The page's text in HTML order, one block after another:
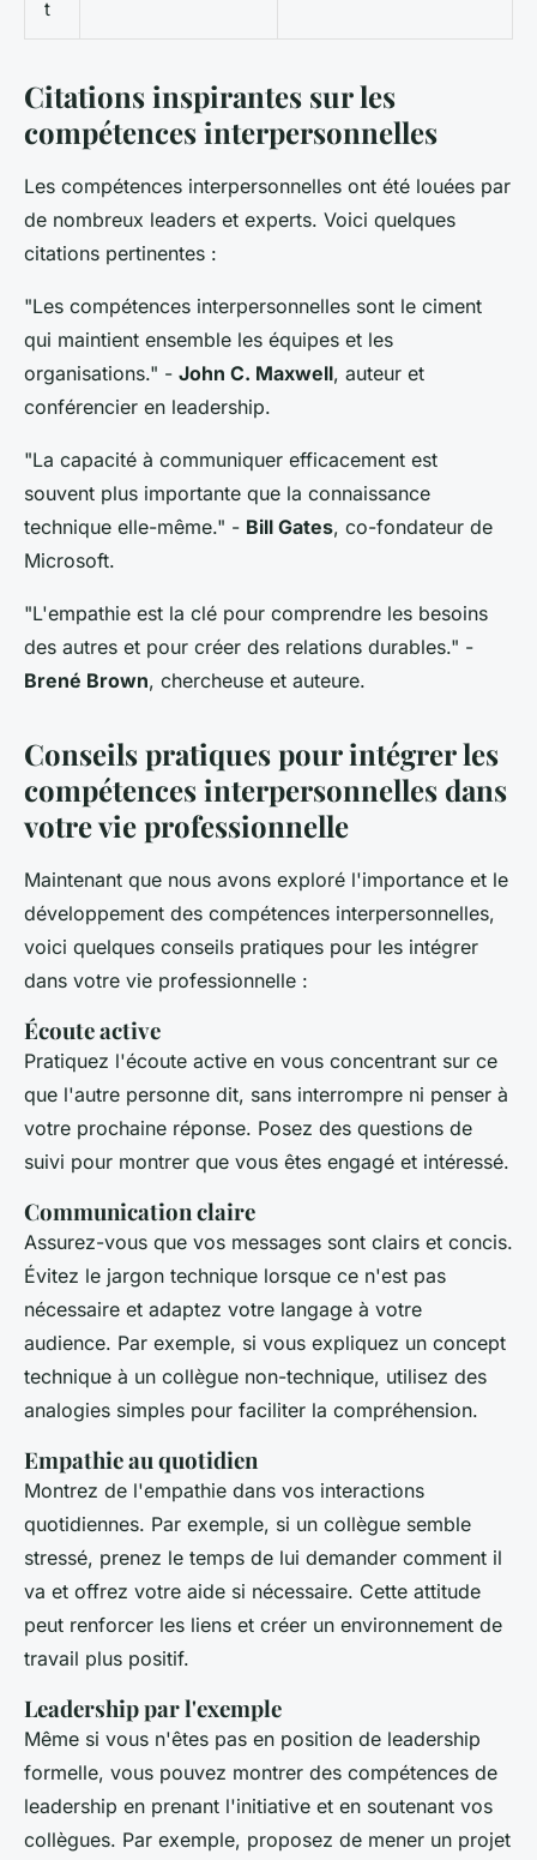
t
Citations inspirantes sur les
compétences interpersonnelles
Les compétences interpersonnelles ont été louées par
de nombreux leaders et experts. Voici quelques
citations pertinentes :
"Les compétences interpersonnelles sont le ciment
qui maintient ensemble les équipes et les
organisations." - John C. Maxwell, auteur et
conférencier en leadership.
"La capacité à communiquer efficacement est
souvent plus importante que la connaissance
technique elle-même." - Bill Gates, co-fondateur de
Microsoft.
"L'empathie est la clé pour comprendre les besoins
des autres et pour créer des relations durables." -
Brené Brown, chercheuse et auteure.
Conseils pratiques pour intégrer les
compétences interpersonnelles dans
votre vie professionnelle
Maintenant que nous avons exploré l'importance et le
développement des compétences interpersonnelles,
voici quelques conseils pratiques pour les intégrer
dans votre vie professionnelle :
Écoute active
Pratiquez l'écoute active en vous concentrant sur ce
que l'autre personne dit, sans interrompre ni penser à
votre prochaine réponse. Posez des questions de
suivi pour montrer que vous êtes engagé et intéressé.
Communication claire
Assurez-vous que vos messages sont clairs et concis.
Évitez le jargon technique lorsque ce n'est pas
nécessaire et adaptez votre langage à votre
audience. Par exemple, si vous expliquez un concept
technique à un collègue non-technique, utilisez des
analogies simples pour faciliter la compréhension.
Empathie au quotidien
Montrez de l'empathie dans vos interactions
quotidiennes. Par exemple, si un collègue semble
stressé, prenez le temps de lui demander comment il
va et offrez votre aide si nécessaire. Cette attitude
peut renforcer les liens et créer un environnement de
travail plus positif.
Leadership par l'exemple
Même si vous n'êtes pas en position de leadership
formelle, vous pouvez montrer des compétences de
leadership en prenant l'initiative et en soutenant vos
collègues. Par exemple, proposez de mener un projet